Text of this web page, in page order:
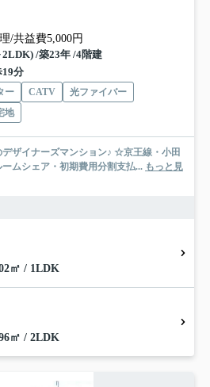
/共益費5,000円
/築23年 /4階建
19分
ー CATV
光ファイバー
地
ザイナーズマンション♪ ☆京王線・小田
ムシェア・初期費用分割支払... もっと見
㎡ / 1LDK
㎡ / 2LDK